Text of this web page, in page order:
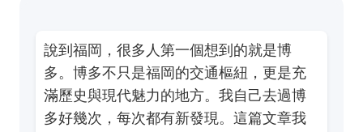
說到福岡，很多人第一個想到的就是博
多。博多不只是福岡的交通樞紐，更是充
滿歷史與現代魅力的地方。我自己去過博
多好幾次，每次都有新發現。這篇文章我